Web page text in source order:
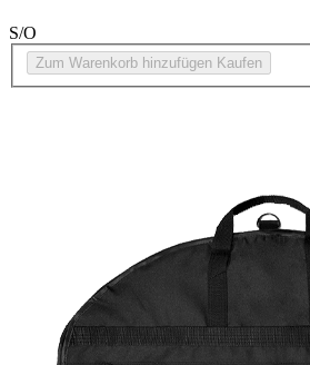
S/O
Zum Warenkorb hinzufügen Kaufen